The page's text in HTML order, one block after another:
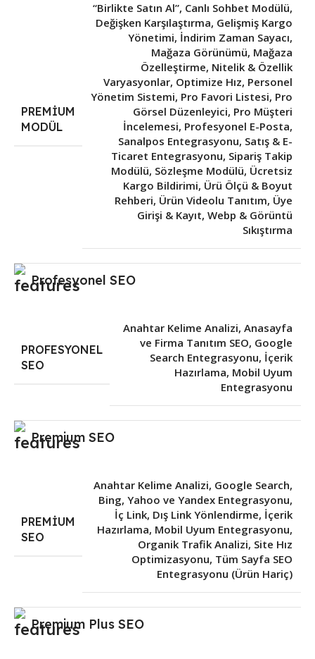
PREMIUM
MODÜL
“Birlikte Satın Al”, Canlı Sohbet Modülü,
Değişken Karşılaştırma, Gelişmiş Kargo
Yönetimi, İndirim Zaman Sayacı,
Mağaza Görünümü, Mağaza
Özelleştirme, Nitelik & Özellik
Varyasyonlar, Optimize Hız, Personel
Yönetim Sistemi, Pro Favori Listesi, Pro
Görsel Düzenleyici, Pro Müşteri
İncelemesi, Profesyonel E-Posta,
Sanalpos Entegrasyonu, Satış & E-
Ticaret Entegrasyonu, Sipariş Takip
Modülü, Sözleşme Modülü, Ücretsiz
Kargo Bildirimi, Ürü Ölçü & Boyut
Rehberi, Ürün Videolu Tanıtım, Üye
Girişi & Kayıt, Webp & Görüntü
Sıkıştırma
Profesyonel SEO
PROFESYONEL
SEO
Anahtar Kelime Analizi, Anasayfa
ve Firma Tanıtım SEO, Google
Search Entegrasyonu, İçerik
Hazırlama, Mobil Uyum
Entegrasyonu
Premium SEO
PREMIUM
SEO
Anahtar Kelime Analizi, Google Search,
Bing, Yahoo ve Yandex Entegrasyonu,
İç Link, Dış Link Yönlendirme, İçerik
Hazırlama, Mobil Uyum Entegrasyonu,
Organik Trafik Analizi, Site Hız
Optimizasyonu, Tüm Sayfa SEO
Entegrasyonu (Ürün Hariç)
Premium Plus SEO